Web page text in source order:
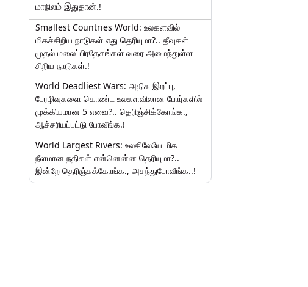
மாநிலம் இதுதான்.!
Smallest Countries World: உலகளவில்
மிகச்சிறிய நாடுகள் எது தெரியுமா?.. தீவுகள்
முதல் மலைப்பிரதேசங்கள் வரை அமைந்துள்ள
சிறிய நாடுகள்.!
World Deadliest Wars: அதிக இறப்பு,
பேரழிவுகளை கொண்ட உலகளவிலான போர்களில்
முக்கியமான 5 எவை?.. தெரிஞ்சிக்கோங்க.,
ஆச்சரியப்பட்டு போவீங்க.!
World Largest Rivers: உலகிலேயே மிக
நீளமான நதிகள் என்னென்ன தெரியுமா?..
இன்றே தெரிஞ்சுக்கோங்க., அசந்துபோவீங்க..!